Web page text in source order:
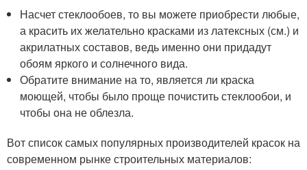
Насчет стеклообоев, то вы можете приобрести любые,
а красить их желательно красками из латексных (см.) и
акрилатных составов, ведь именно они придадут
обоям яркого и солнечного вида.
Обратите внимание на то, является ли краска
моющей, чтобы было проще почистить стеклообои, и
чтобы она не облезла.
Вот список самых популярных производителей красок на
современном рынке строительных материалов: